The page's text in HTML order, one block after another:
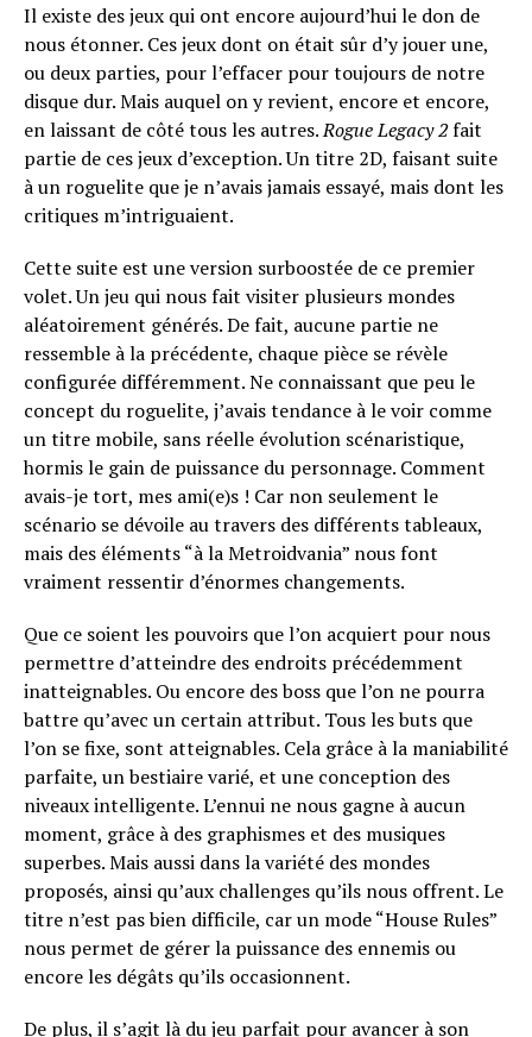
Il existe des jeux qui ont encore aujourd’hui le don de
nous étonner. Ces jeux dont on était sûr d’y jouer une,
ou deux parties, pour l’effacer pour toujours de notre
disque dur. Mais auquel on y revient, encore et encore,
en laissant de côté tous les autres.Rogue Legacy 2fait
partie de ces jeux d’exception. Un titre 2D, faisant suite
à un roguelite que je n’avais jamais essayé, mais dont les
critiques m’intriguaient.
Cette suite est une version surboostée de ce premier
volet. Un jeu qui nous fait visiter plusieurs mondes
aléatoirement générés. De fait, aucune partie ne
ressemble à la précédente, chaque pièce se révèle
configurée différemment. Ne connaissant que peu le
concept du roguelite, j’avais tendance à le voir comme
un titre mobile, sans réelle évolution scénaristique,
hormis le gain de puissance du personnage. Comment
avais-je tort, mes ami(e)s ! Car non seulement le
scénario se dévoile au travers des différents tableaux,
mais des éléments “à la Metroidvania” nous font
vraiment ressentir d’énormes changements.
Que ce soient les pouvoirs que l’on acquiert pour nous
permettre d’atteindre des endroits précédemment
inatteignables. Ou encore des boss que l’on ne pourra
battre qu’avec un certain attribut. Tous les buts que
l’on se fixe, sont atteignables. Cela grâce à la maniabilité
parfaite, un bestiaire varié, et une conception des
niveaux intelligente. L’ennui ne nous gagne à aucun
moment, grâce à des graphismes et des musiques
superbes. Mais aussi dans la variété des mondes
proposés, ainsi qu’aux challenges qu’ils nous offrent. Le
titre n’est pas bien difficile, car un mode “House Rules”
nous permet de gérer la puissance des ennemis ou
encore les dégâts qu’ils occasionnent.
De plus, il s’agit là du jeu parfait pour avancer à son
Flipboard
Reddit
Pinterest
Whatsapp
Email